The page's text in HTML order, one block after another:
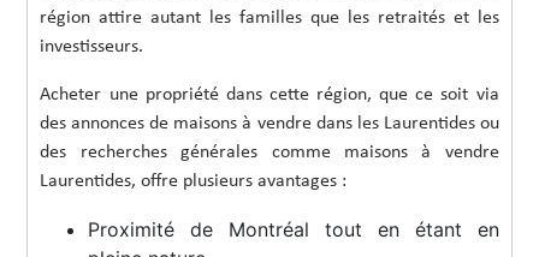
région attire autant les familles que les retraités et les
investisseurs.
Acheter une propriété dans cette région, que ce soit via
des annonces de maisons à vendre dans les Laurentides ou
des recherches générales comme maisons à vendre
Laurentides, offre plusieurs avantages :
Proximité de Montréal tout en étant en